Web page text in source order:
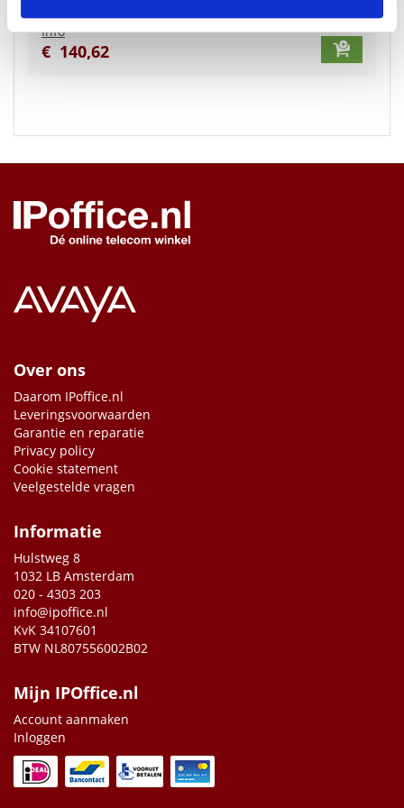
Info
€ 140,62
Over ons
Daarom IPoffice.nl
Leveringsvoorwaarden
Garantie en reparatie
Privacy policy
Cookie statement
Veelgestelde vragen
Informatie
Hulstweg 8
1032 LB Amsterdam
020 - 4303 203
info@ipoffice.nl
KvK 34107601
BTW NL807556002B02
Mijn IPOffice.nl
Account aanmaken
Inloggen